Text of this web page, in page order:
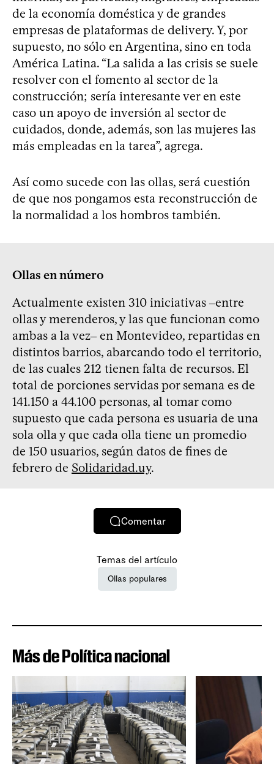
de la economía doméstica y de grandes
empresas de plataformas de delivery. Y, por
supuesto, no sólo en Argentina, sino en toda
América Latina. “La salida a las crisis se suele
resolver con el fomento al sector de la
construcción; sería interesante ver en este
caso un apoyo de inversión al sector de
cuidados, donde, además, son las mujeres las
más empleadas en la tarea”, agrega.
Así como sucede con las ollas, será cuestión
de que nos pongamos esta reconstrucción de
la normalidad a los hombros también.
Ollas en número
Actualmente existen 310 iniciativas ‒entre
ollas y merenderos, y las que funcionan como
ambas a la vez‒ en Montevideo, repartidas en
distintos barrios, abarcando todo el territorio,
de las cuales 212 tienen falta de recursos. El
total de porciones servidas por semana es de
141.150 a 44.100 personas, al tomar como
supuesto que cada persona es usuaria de una
sola olla y que cada olla tiene un promedio
de 150 usuarios, según datos de fines de
febrero de Solidaridad.uy.
Comentar
Temas del artículo
Ollas populares
Más de Política nacional